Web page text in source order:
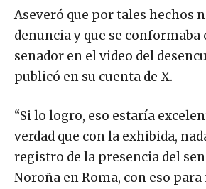
Aseveró que por tales hechos
denuncia y que se
senador en el video del
publicó en su cuenta de X.
“Si lo logro, eso estaría
verdad que con la exhibida,
registro de la presencia del
Noroña en Roma, con eso para